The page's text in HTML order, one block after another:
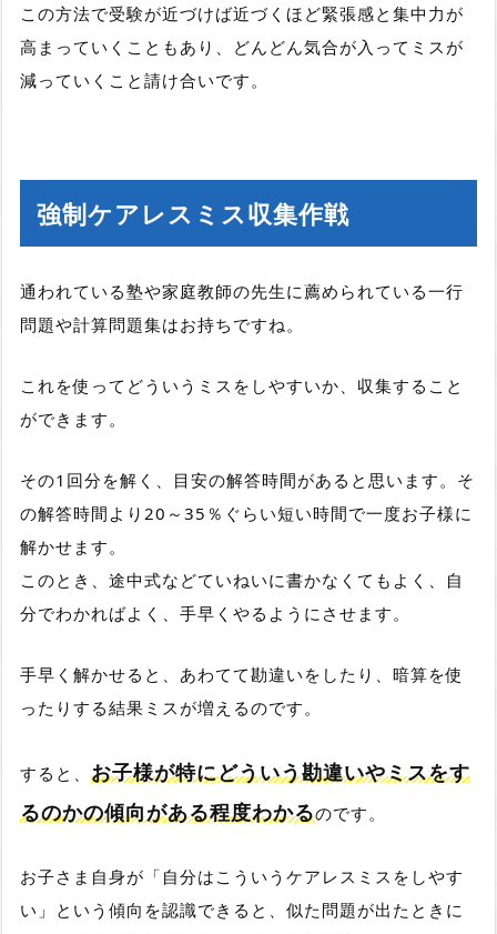
この方法で受験が近づけば近づくほど緊張感と集中力が
高まっていくこともあり、どんどん気合が入ってミスが
減っていくこと請け合いです。
強制ケアレスミス収集作戦
通われている塾や家庭教師の先生に薦められている一行
問題や計算問題集はお持ちですね。
これを使ってどういうミスをしやすいか、収集すること
ができます。
その1回分を解く、目安の解答時間があると思います。そ
の解答時間より20～35％ぐらい短い時間で一度お子様に
解かせます。
このとき、途中式などていねいに書かなくてもよく、自
分でわかればよく、手早くやるようにさせます。
手早く解かせると、あわてて勘違いをしたり、暗算を使
ったりする結果ミスが増えるのです。
すると、 お子様が特にどういう勘違いやミスをす
るのかの傾向がある程度わかるのです。
お子さま自身が「自分はこういうケアレスミスをしやす
い」という傾向を認識できると、似た問題が出たときに